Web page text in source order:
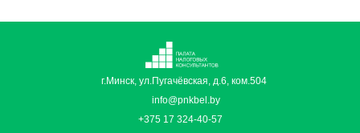
г.Минск, ул.Пугачёвская, д.6, ком.504
info@pnkbel.by
+375 17 324-40-57